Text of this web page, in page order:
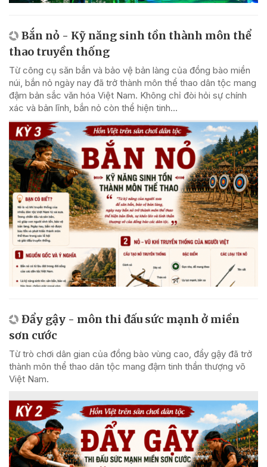
Bắn nỏ - Kỹ năng sinh tồn thành môn thể
thao truyền thống
Từ công cụ săn bắn và bảo vệ bản làng của đồng bào miền
núi, bắn nỏ ngày nay đã trở thành môn thể thao dân tộc mang
đậm bản sắc văn hóa Việt Nam. Không chỉ đòi hỏi sự chính
xác và bản lĩnh, bắn nỏ còn thể hiện tinh...
Đẩy gậy - môn thi đấu sức mạnh ở miền
sơn cước
Từ trò chơi dân gian của đồng bào vùng cao, đẩy gậy đã trở
thành môn thể thao dân tộc mang đậm tinh thần thượng võ
Việt Nam.